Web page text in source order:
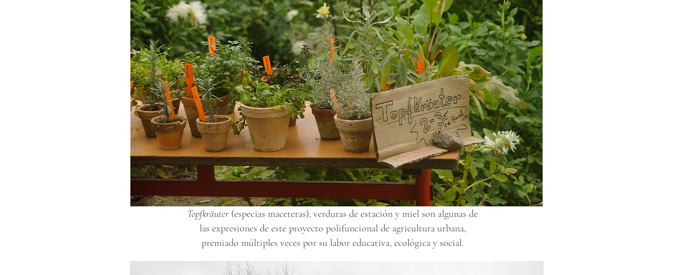
Topfkräuter (especias maceteras), verduras de estación y miel son algunas de
las expresiones de este proyecto polifuncional de agricultura urbana,
premiado múltiples veces por su labor educativa, ecológica y social.